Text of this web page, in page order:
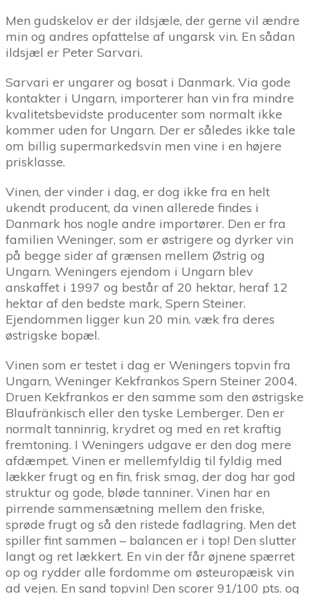
Men gudskelov er der ildsjæle, der gerne vil ændre
min og andres opfattelse af ungarsk vin. En sådan
ildsjæl er Peter Sarvari.
Sarvari er ungarer og bosat i Danmark. Via gode
kontakter i Ungarn, importerer han vin fra mindre
kvalitetsbevidste producenter som normalt ikke
kommer uden for Ungarn. Der er således ikke tale
om billig supermarkedsvin men vine i en højere
prisklasse.
Vinen, der vinder i dag, er dog ikke fra en helt
ukendt producent, da vinen allerede findes i
Danmark hos nogle andre importører. Den er fra
familien Weninger, som er østrigere og dyrker vin
på begge sider af grænsen mellem Østrig og
Ungarn. Weningers ejendom i Ungarn blev
anskaffet i 1997 og består af 20 hektar, heraf 12
hektar af den bedste mark, Spern Steiner.
Ejendommen ligger kun 20 min. væk fra deres
østrigske bopæl.
Vinen som er testet i dag er Weningers topvin fra
Ungarn, Weninger Kekfrankos Spern Steiner 2004.
Druen Kekfrankos er den samme som den østrigske
Blaufränkisch eller den tyske Lemberger. Den er
normalt tanninrig, krydret og med en ret kraftig
fremtoning. I Weningers udgave er den dog mere
afdæmpet. Vinen er mellemfyldig til fyldig med
lækker frugt og en fin, frisk smag, der dog har god
struktur og gode, bløde tanniner. Vinen har en
pirrende sammensætning mellem den friske,
sprøde frugt og så den ristede fadlagring. Men det
spiller fint sammen – balancen er i top! Den slutter
langt og ret lækkert. En vin der får øjnene spærret
op og rydder alle fordomme om østeuropæisk vin
ad vejen. En sand topvin! Den scorer 91/100 pts. og